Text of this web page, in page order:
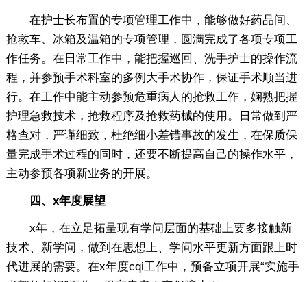
在护士长布置的专项管理工作中，能够做好药品间、
抢救车、冰箱及温箱的专项管理，圆满完成了各项专项工
作任务。在日常工作中，能把握巡回、洗手护士的操作流
程，并参预手术科室的多例大手术协作，保证手术顺当进
行。在工作中能主动参预危重病人的抢救工作，娴熟把握
护理急救技术，抢救程序及抢救药械的使用。日常做到严
格查对，严谨细致，杜绝细小差错事故的发生，在保质保
量完成手术过程的同时，还要不断提高自己的操作水平，
主动参预各项新业务的开展。
四、x年度展望
x年，在立足拓呈现有学问层面的基础上要多接触新
技术、新学问，做到在思想上、学问水平更新方面跟上时
代进展的需要。在x年度cqi工作中，预备立项开展“实施手